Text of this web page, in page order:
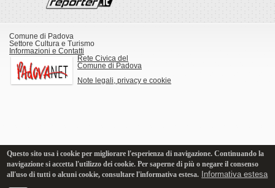
Comune di Padova
Settore Cultura e Turismo
Informazioni e Contatti
Rete Civica del
Comune di Padova
Note legali, privacy e cookie
Questo sito usa i cookie per migliorare l'esperienza di navigazione. Continuando la
navigazione si accetta l'utilizzo dei cookie. Per saperne di più o negare il consenso
all'uso di tutti o alcuni cookie, consultare l'informativa estesa. Informativa estesa